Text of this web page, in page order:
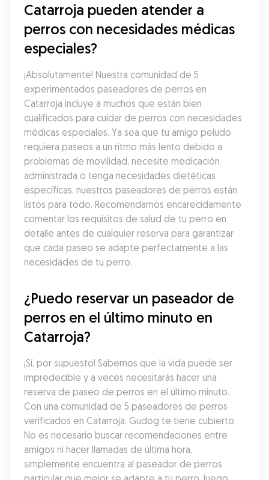
Catarroja pueden atender a
perros con necesidades médicas
especiales?
¡Absolutamente! Nuestra comunidad de 5
experimentados paseadores de perros en
Catarroja incluye a muchos que están bien
cualificados para cuidar de perros con necesidades
médicas especiales. Ya sea que tu amigo peludo
requiera paseos a un ritmo más lento debido a
problemas de movilidad, necesite medicación
administrada o tenga necesidades dietéticas
específicas, nuestros paseadores de perros están
listos para todo. Recomendamos encarecidamente
comentar los requisitos de salud de tu perro en
detalle antes de cualquier reserva para garantizar
que cada paseo se adapte perfectamente a las
necesidades de tu perro.
¿Puedo reservar un paseador de
perros en el último minuto en
Catarroja?
¡Sí, por supuesto! Sabemos que la vida puede ser
impredecible y a veces necesitarás hacer una
reserva de paseo de perros en el último minuto.
Con una comunidad de 5 paseadores de perros
verificados en Catarroja, Gudog te tiene cubierto.
No es necesario buscar recomendaciones entre
amigos ni hacer llamadas de última hora,
simplemente encuentra al paseador de perros